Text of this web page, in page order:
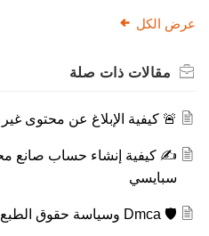
عرض الكل
مقالات ذات صلة
🚨 كيفية الإبلاغ عن محتوى
✍️ كيفية إنشاء حساب صانع
سبايسي
🛡️ Dmca وسياسة حقوق الطبع والنشر على المعجبين